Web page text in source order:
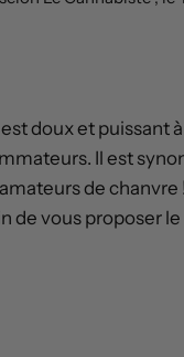
doux et puissant
Il est
de chanvre !
de vous proposer